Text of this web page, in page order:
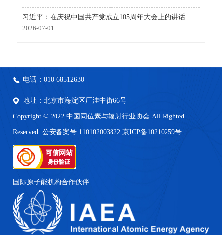
习近平：在庆祝中国共产党成立105周年大会上的讲话
2026-07-01
电话：010-68512630
地址：北京市海淀区厂洼中街66号
Copyright © 2022 中国同位素与辐射行业协会 All Righted
Reserved. 公安备案号 110102003822京ICP备10210259号
国际原子能机构合作伙伴